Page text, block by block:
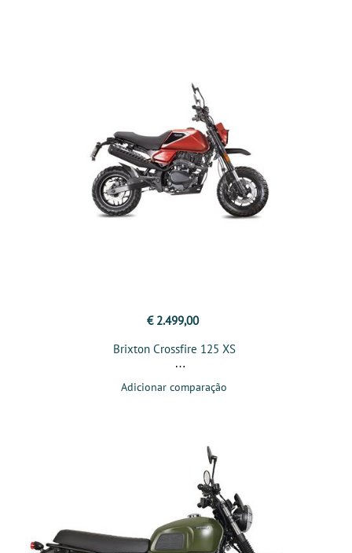
€ 2.499,00
Brixton Crossfire 125 XS
Adicionar comparação